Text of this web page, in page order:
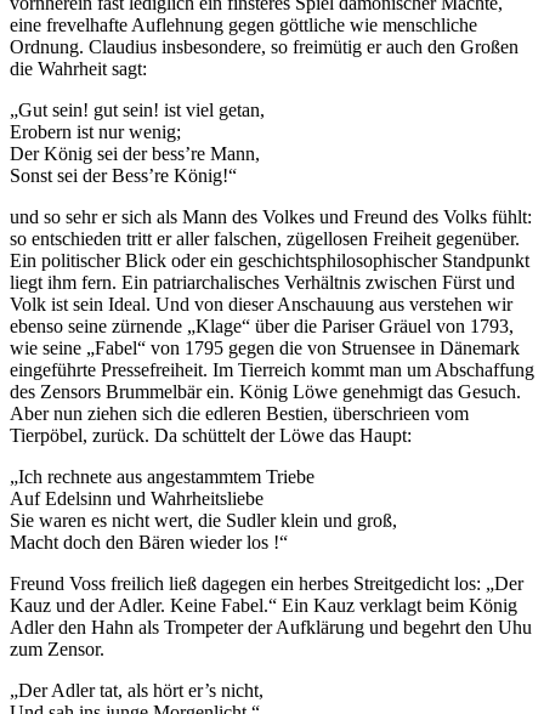
eine frevelhafte Auflehnung gegen göttliche wie menschliche
Ordnung. Claudius insbesondere, so freimütig er auch den Großen
die Wahrheit sagt:
„Gut sein! gut sein! ist viel getan,
Erobern ist nur wenig;
Der König sei der bess’re Mann,
Sonst sei der Bess’re König!“
und so sehr er sich als Mann des Volkes und Freund des Volks fühlt:
so entschieden tritt er aller falschen, zügellosen Freiheit gegenüber.
Ein politischer Blick oder ein geschichtsphilosophischer Standpunkt
liegt ihm fern. Ein patriarchalisches Verhältnis zwischen Fürst und
Volk ist sein Ideal. Und von dieser Anschauung aus verstehen wir
ebenso seine zürnende „Klage“ über die Pariser Gräuel von 1793,
wie seine „Fabel“ von 1795 gegen die von Struensee in Dänemark
eingeführte Pressefreiheit. Im Tierreich kommt man um Abschaffung
des Zensors Brummelbär ein. König Löwe genehmigt das Gesuch.
Aber nun ziehen sich die edleren Bestien, überschrieen vom
Tierpöbel, zurück. Da schüttelt der Löwe das Haupt:
„Ich rechnete aus angestammtem Triebe
Auf Edelsinn und Wahrheitsliebe
Sie waren es nicht wert, die Sudler klein und groß,
Macht doch den Bären wieder los !“
Freund Voss freilich ließ dagegen ein herbes Streitgedicht los: „Der
Kauz und der Adler. Keine Fabel.“ Ein Kauz verklagt beim König
Adler den Hahn als Trompeter der Aufklärung und begehrt den Uhu
zum Zensor.
„Der Adler tat, als hört er’s nicht,